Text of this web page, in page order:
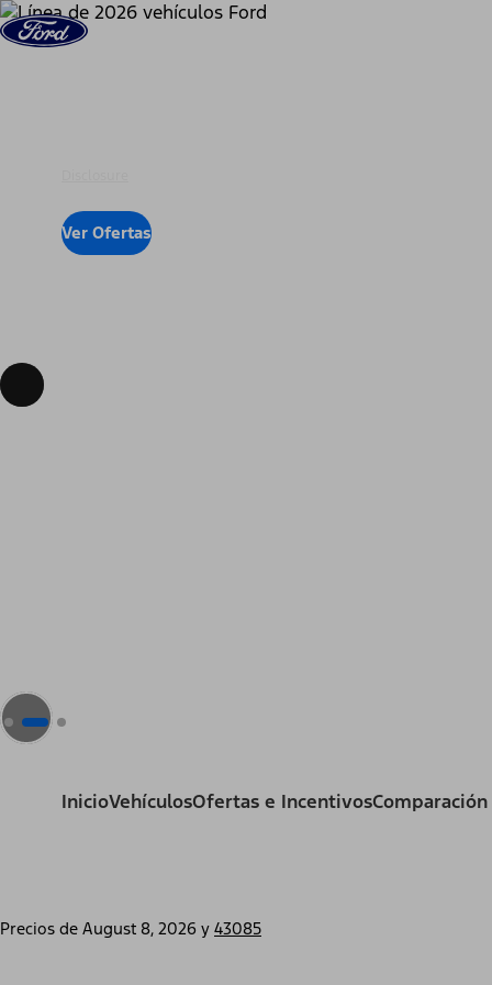
Saltar al contenido
Ver Ofertas
InicioVehículosOfertas e Incentivos
Precios de August 8, 2026 y 43085